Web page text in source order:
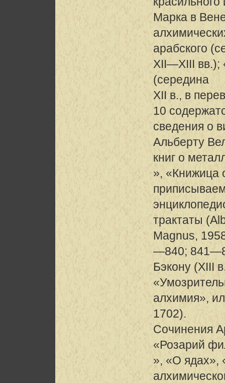
Марка в
арабского
XII—XIII вв.);
(середина
XII в., в
10
сведения о
Альберту
книг о
», «Книжица
трактаты
Magnus,
—840;
Бэкону (XIII
алхимия»,
1702).
Сочинения
«Розарий
», «О ядах»,